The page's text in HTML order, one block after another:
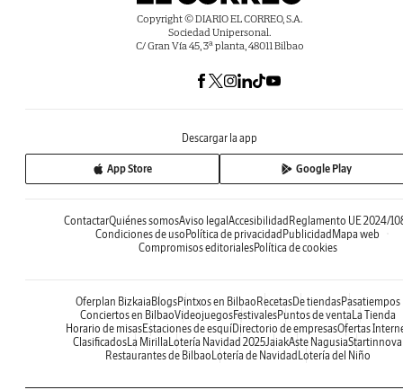
Copyright © DIARIO EL CORREO, S.A.
Sociedad Unipersonal.
C/ Gran Vía 45, 3ª planta, 48011 Bilbao
Descargar la app
App Store Google Play
ContactarQuiénes somosAviso legalAccesibilidadReglamento UE 2024/
Condiciones de usoPolítica de privacidadPublicidadMapa web
Compromisos editorialesPolítica de cookies
Oferplan BizkaiaBlogsPintxos en BilbaoRecetasDe tiendasPasatiempos
Conciertos en BilbaoVideojuegosFestivalesPuntos de ventaLa Tienda
Horario de misasEstaciones de esquíDirectorio de empresasOfertas
ClasificadosLa MirillaLotería Navidad 2025JaiakAste NagusiaStartinnova
Restaurantes de BilbaoLotería de NavidadLotería del Niño